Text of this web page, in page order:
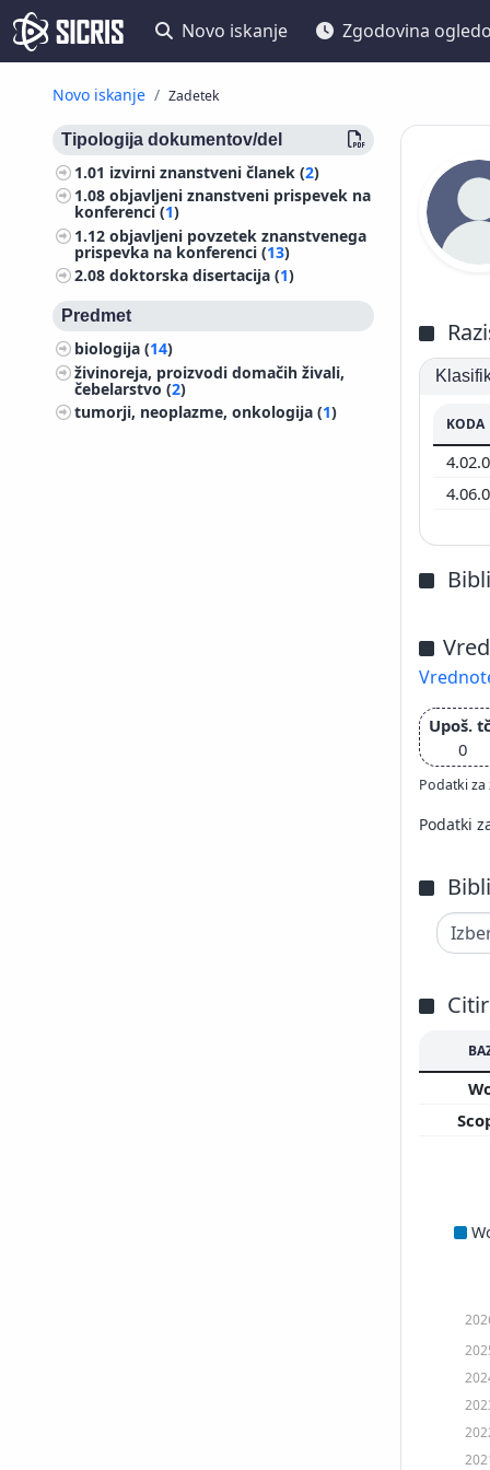
Novo iskanje Zgodovina
Novo iskanje Zadetek
Tipologija dokumentov/del
1.01 izvirni znanstveni članek (2)
1.08objavljeni znanstveni prispevek na
konferenci (1)
1.12objavljeni povzetek znanstvenega
prispevka na konferenci (13)
2.08doktorska disertacija (1)
Predmet
biologija (14)
živinoreja, proizvodi domačih živali,
čebelarstvo (2)
tumorji, neoplazme, onkologija (1)
KODA
Upoš.
0
Podatki za
Podatki